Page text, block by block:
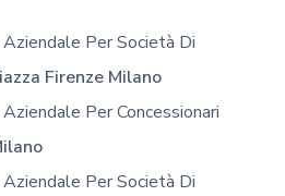
Per Società Di
Firenze Milano
Per Concessionari
Per Società Di